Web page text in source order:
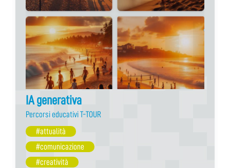
IA generativa
Percorsi educativi T-TOUR
#attualità
#comunicazione
#creatività